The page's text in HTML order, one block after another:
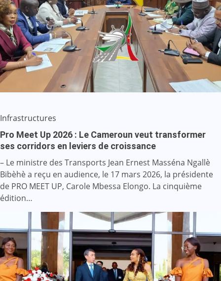
Infrastructures
Pro Meet Up 2026 : Le Cameroun veut transformer
ses corridors en leviers de croissance
– Le ministre des Transports Jean Ernest Masséna Ngallè
Bibèhè a reçu en audience, le 17 mars 2026, la présidente
de PRO MEET UP, Carole Mbessa Elongo. La cinquième
édition…